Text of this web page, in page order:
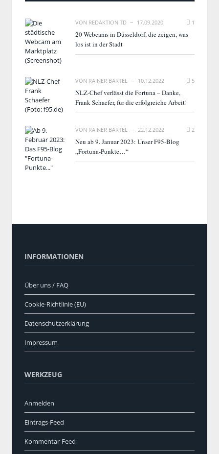
VON REDAKTION TD 17.09.2020 1
20 Webcams in Düsseldorf, die zeigen, was
los ist in der Stadt
VON RAINER BARTEL 10.12.2022 5
NLZ-Chef verlässt die Fortuna – Danke,
Frank Schaefer, für die erfolgreiche Arbeit!
VON RAINER BARTEL 22.12.2022 2
Neu ab 9. Januar 2023: Unser F95-Blog
„Fortuna-Punkte…“
INFORMATIONEN
Über uns / FAQ
Cookie-Richtlinie (EU)
Datenschutzerklärung
Impressum
WERKZEUG
Anmelden
Eintrags-Feed
Kommentar-Feed